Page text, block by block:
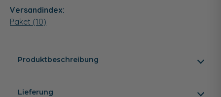
Versandindex:
Paket (10)
Produktbeschreibung
Lieferung